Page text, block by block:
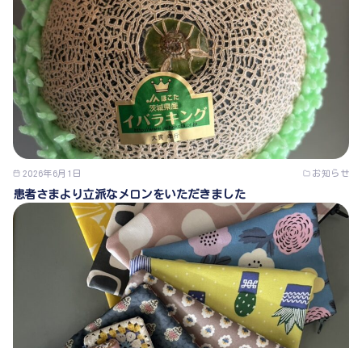
2026年6月1日 お知らせ
患者さまより立派なメロンをいただきました